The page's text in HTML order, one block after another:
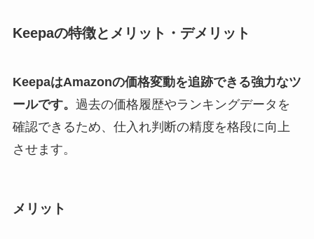
Keepaの特徴とメリット・デメリット
KeepaはAmazonの価格変動を追跡できる強力なツ
ールです。 過去の価格履歴やランキングデータを
確認できるため、仕入れ判断の精度を格段に向上
させます。
メリット